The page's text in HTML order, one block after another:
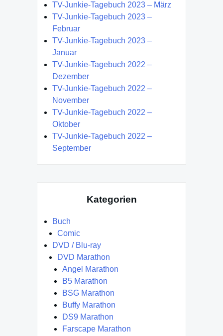
TV-Junkie-Tagebuch 2023 – März
TV-Junkie-Tagebuch 2023 –
Februar
TV-Junkie-Tagebuch 2023 –
Januar
TV-Junkie-Tagebuch 2022 –
Dezember
TV-Junkie-Tagebuch 2022 –
November
TV-Junkie-Tagebuch 2022 –
Oktober
TV-Junkie-Tagebuch 2022 –
September
Kategorien
Buch
Comic
DVD / Blu-ray
DVD Marathon
Angel Marathon
B5 Marathon
BSG Marathon
Buffy Marathon
DS9 Marathon
Farscape Marathon